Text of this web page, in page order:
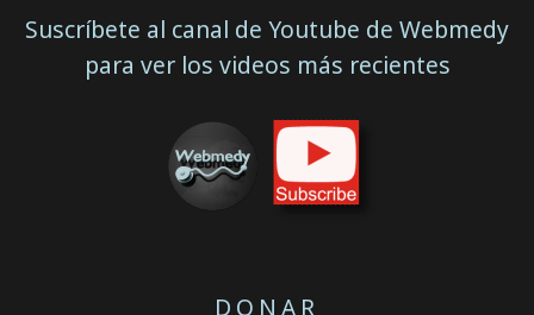
Suscríbete al canal de Youtube de Webmedy
para ver los videos más recientes
DONAR